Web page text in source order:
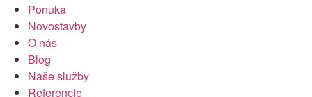
Ponuka
Novostavby
O nás
Blog
Naše služby
Referencie